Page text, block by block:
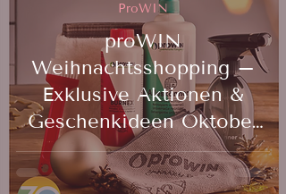
proWIN
Weihnachtsshopping –
Exklusive Aktionen &
Geschenkideen Oktober
bis November
ProWIN